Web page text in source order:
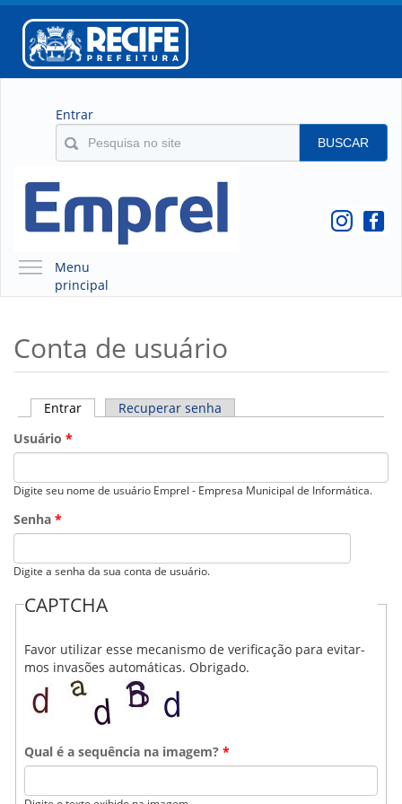
Entrar
BUSCAR
Menu
principal
QUEM SOMOS
O QUE É A EMPREL
VÍDEOS
CONSELHOS
GOVERNANÇA
NOTÍCIAS
COMPRAS
COMISSÕES
ATAS DE REGISTRO DE PREÇOS
REGULAMENTO INTERNO DE LICITAÇÕES E
CONTRATO
GESTÃO DE PESSOAS
COLABORADORES
PLR
Conta de usuário
Entrar (aba ativa)Recuperar senha
Usuário *
Digite seu nome de usuário Emprel - Empresa Municipal de Informática.
Senha *
Digite a senha da sua conta de usuário.
CAPTCHA
Favor utilizar esse mecanismo de verificação para evitar-
mos invasões automáticas. Obrigado.
Qual é a sequência na imagem? *